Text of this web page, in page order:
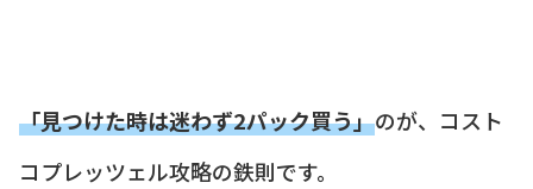
「見つけた時は迷わず2パック買う」のが、コスト
コプレッツェル攻略の鉄則です。